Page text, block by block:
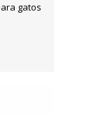
gatos